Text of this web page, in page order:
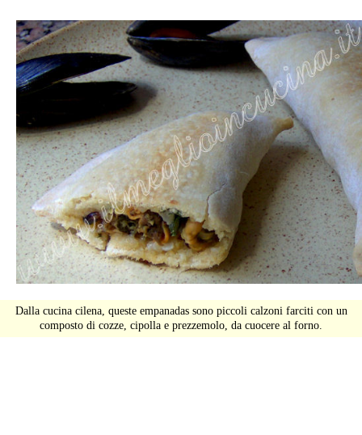
Dalla cucina cilena, queste empanadas sono piccoli calzoni farciti con un
composto di cozze, cipolla e prezzemolo, da cuocere al forno.